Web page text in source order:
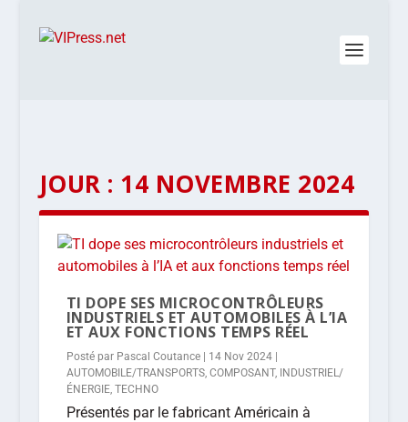
JOUR : 14 NOVEMBRE 2024
TI DOPE SES MICROCONTRÔLEURS
INDUSTRIELS ET AUTOMOBILES À L’IA
ET AUX FONCTIONS TEMPS RÉEL
Posté par Pascal Coutance| 14 Nov 2024|
AUTOMOBILE/TRANSPORTS, COMPOSANT, INDUSTRIEL/
ÉNERGIE, TECHNO
Présentés par le fabricant Américain à